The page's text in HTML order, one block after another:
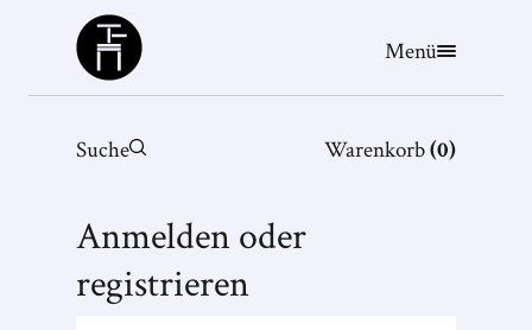
Büchergilde
Menü
Suche Warenkorb(0)
Anmelden oder
registrieren